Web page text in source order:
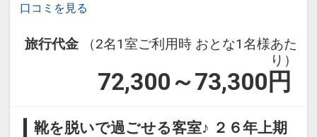
口コミを見る
旅行代金
（2名1室ご利用時 おとな1名様あた
り）
72,300～73,300 円
靴を脱いで過ごせる客室♪ ２６年上期